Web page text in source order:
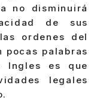
no disminuirá
de sus
ordenes del
pocas palabras
Ingles es que
legales